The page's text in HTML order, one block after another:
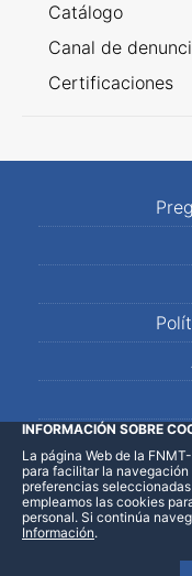
Catálogo
Canal de
Certificaciones
LinkedIn
INFORMACIÓN SOBRE
La página Web de la
para facilitar la
preferencias
empleamos las cookies
personal. Si continúa
Información.